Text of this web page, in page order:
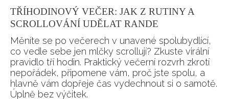
TŘÍHODINOVÝ VEČER: JAK Z RUTINY A
SCROLLOVÁNÍ UDĚLAT RANDE
Měníte se po večerech v unavené spolubydlící,
co vedle sebe jen mlčky scrollují? Zkuste virální
pravidlo tří hodin. Praktický večerní rozvrh zkrotí
nepořádek, připomene vám, proč jste spolu, a
hlavně vám dopřeje čas vydechnout si o samotě.
Úplně bez výčitek.